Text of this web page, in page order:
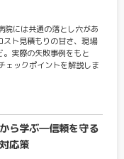
院には共通の落とし穴があ
スト見積もりの甘さ、現場
実際の失敗事例をもと
ェックポイントを解説しま
ら学ぶ―信頼を守る
応策